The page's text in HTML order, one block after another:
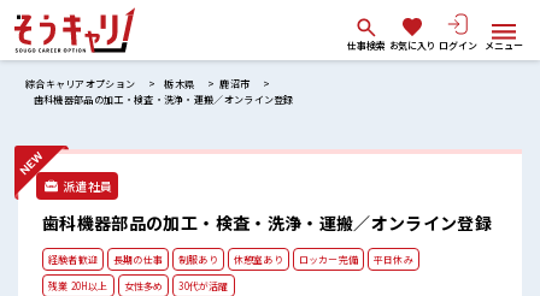
仕事検索 お気に入り ログイン メニュー
綜合キャリアオプション 栃木県
鹿沼市
歯科機器部品の加工・検査・洗浄・運搬／オンライン登録
派遣社員
歯科機器部品の加工・検査・洗浄・運搬／オンライン登録
経験者歓迎 長期の仕事 制服あり 休憩室あり ロッカー完備
平日休み
残業 20H以上
女性多め 30代が活躍